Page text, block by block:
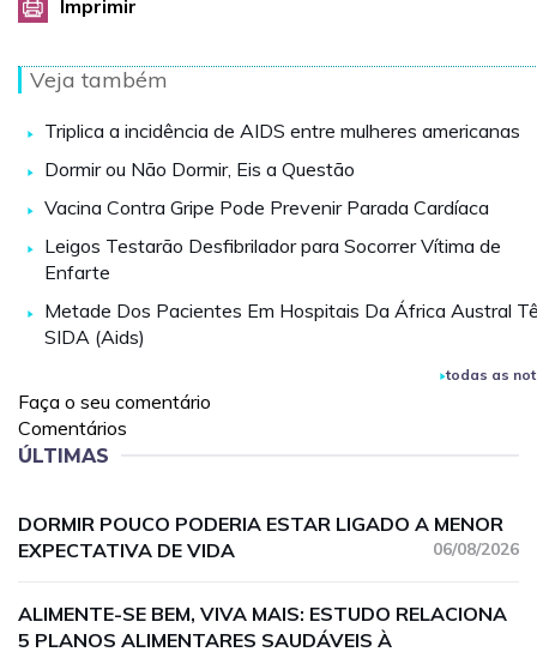
Imprimir
Veja também
Triplica a incidência de AIDS entre mulheres americanas
Dormir ou Não Dormir, Eis a Questão
Vacina Contra Gripe Pode Prevenir Parada Cardíaca
Leigos Testarão Desfibrilador para Socorrer Vítima de
Enfarte
Metade Dos Pacientes Em Hospitais Da África Austral
SIDA (Aids)
todas as
Faça o seu comentário
Comentários
ÚLTIMAS
DORMIR POUCO PODERIA ESTAR LIGADO A MENOR
EXPECTATIVA DE VIDA
06/08/2026
ALIMENTE-SE BEM, VIVA MAIS: ESTUDO RELACIONA
5 PLANOS ALIMENTARES SAUDÁVEIS À